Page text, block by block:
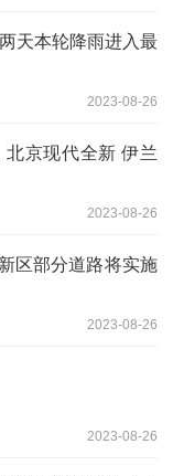
天本轮降雨进入最
2023-08-26
北京现代全新 伊兰
2023-08-26
区部分道路将实施
2023-08-26
2023-08-26